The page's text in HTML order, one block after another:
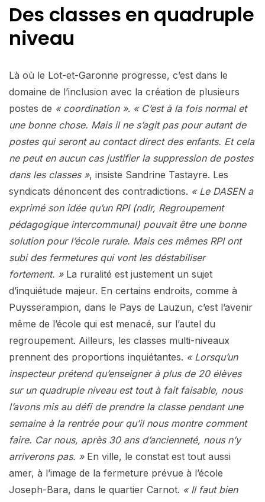
Des classes en quadruple
niveau
Là où le Lot-et-Garonne progresse, c’est dans le
domaine de l’inclusion avec la création de plusieurs
postes de « coordination ». « C’est à la fois normal et
une bonne chose. Mais il ne s’agit pas pour autant de
postes qui seront au contact direct des enfants. Et cela
ne peut en aucun cas justifier la suppression de postes
dans les classes », insiste Sandrine Tastayre. Les
syndicats dénoncent des contradictions. « Le DASEN a
exprimé son idée qu’un RPI (ndlr, Regroupement
pédagogique intercommunal) pouvait être une bonne
solution pour l’école rurale. Mais ces mêmes RPI ont
subi des fermetures qui vont les déstabiliser
fortement. »La ruralité est justement un sujet
d’inquiétude majeur. En certains endroits, comme à
Puysserampion, dans le Pays de Lauzun, c’est l’avenir
même de l’école qui est menacé, sur l’autel du
regroupement. Ailleurs, les classes multi-niveaux
prennent des proportions inquiétantes. « Lorsqu’un
inspecteur prétend qu’enseigner à plus de 20 élèves
sur un quadruple niveau est tout à fait faisable, nous
l’avons mis au défi de prendre la classe pendant une
semaine à la rentrée pour qu’il nous montre comment
faire. Car nous, après 30 ans d’ancienneté, nous n’y
arriverons pas. »En ville, le constat est tout aussi
amer, à l’image de la fermeture prévue à l’école
Joseph-Bara, dans le quartier Carnot. « Il faut bien